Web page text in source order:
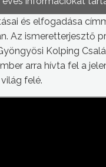
és elfogadása
Az ismeretterjesztő
Kolping
arra hívta fel a
felé.